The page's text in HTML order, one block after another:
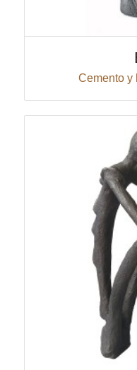
Cemento y